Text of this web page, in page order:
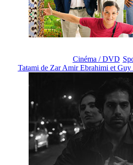
Cinéma / DVD
Tatami de Zar Amir Ebrahimi et